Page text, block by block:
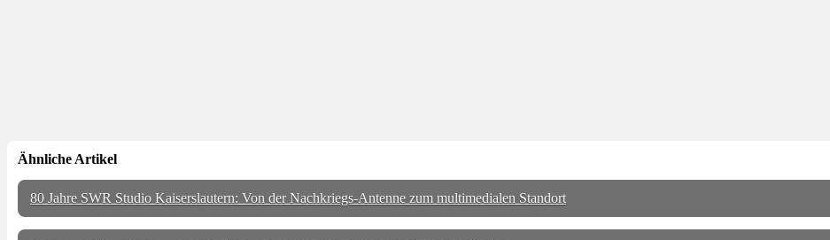
Ähnliche Artikel
80 Jahre SWR Studio Kaiserslautern: Von der Nachkriegs-Antenne zum multimedialen Standort